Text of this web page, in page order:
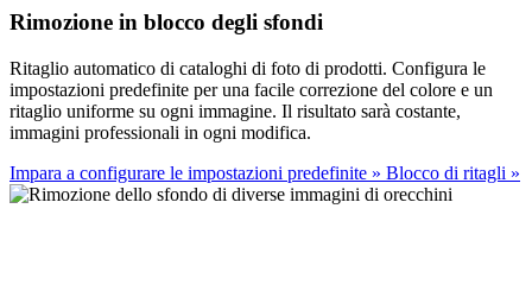
Rimozione in blocco degli sfondi
Ritaglio automatico di cataloghi di foto di prodotti. Configura le
impostazioni predefinite per una facile correzione del colore e un
ritaglio uniforme su ogni immagine. Il risultato sarà costante,
immagini professionali in ogni modifica.
Impara a configurare le impostazioni predefinite » Blocco di ritagli »